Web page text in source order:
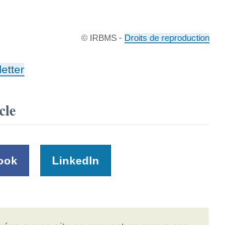
© IRBMS - Droits de reproduction
LinkedIn